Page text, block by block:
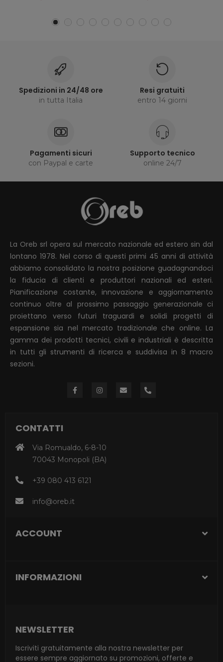
Spedizioni in 24/48 ore
in tutta Italia
Resi gratuiti
entro 14 giorni
Pagamenti sicuri
con Paypal e carte
Supporto tecnico
online 24/7
La Oreb srl opera sul mercato nazionale ed estero sin dal
lontano 1978. Nel corso di questi primi 45 anni di attività
abbiamo consolidato la nostra posizione guadagnandoci
la fiducia di clienti e produttori nazionali ed esteri.
Pianificazione costante, innovazione e aggiornamento
continuo oltre al prossimo passaggio generazionale ci
proiettano verso futuri traguardi e solidi progetti di
espansione sia nel mercato tradizionale che online. La
gamma dei prodotti tecnici, civili e industriali è descritta
in tutti gli strumenti di ricerca e suddivisa in 8 macro
sezioni.
CONTATTI
Via Romualdo, 6-8-10
70043 Monopoli (BA)
+39 080 413 6121
info@oreb.it
ACCOUNT
INFORMAZIONI
NEWSLETTER
Iscriviti gratuitamente alla nostra newsletter per
essere sempre aggiornato su promozioni, offerte e